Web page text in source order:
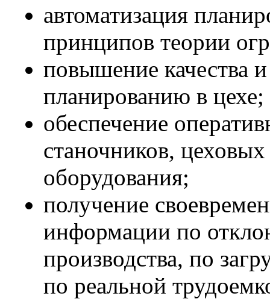
автоматизация
принципов теории
повышение качества
планированию в цехе;
обеспечение
станочников,
оборудования;
получение
информации по
производства, по
по реальной